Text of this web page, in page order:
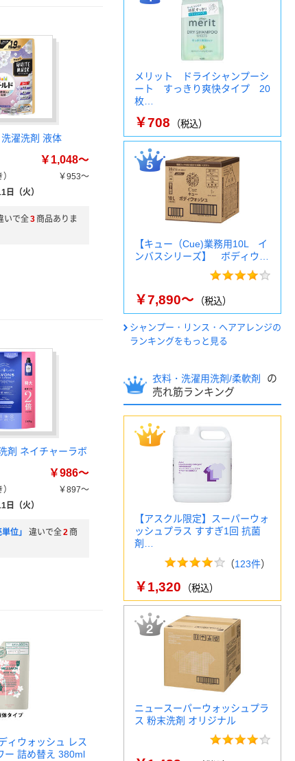
濯洗剤 液体
￥1,048～
￥953～
日（火）
いで全3 商品ありま
剤 ネイチャーラボ
￥986～
￥897～
日（火）
位」 違いで全2 商
ィウォッシュ レス
ー 詰め替え 380ml
メリット ドライシャンプーシ
ート すっきり爽快タイプ 20
枚…
￥708 （税込）
【キュー（Cue)業務用10L イ
ンバスシリーズ】 ボディウ…
￥7,890～ （税込）
シャンプー・リンス・ヘアアレンジの
ランキングをもっと見る
衣料・洗濯用洗剤/柔軟剤
の
売れ筋ランキング
【アスクル限定】スーパーウォ
ッシュプラス すすぎ1回 抗菌
剤…
（123件）
￥1,320 （税込）
ニュースーパーウォッシュプラ
ス 粉末洗剤 オリジナル